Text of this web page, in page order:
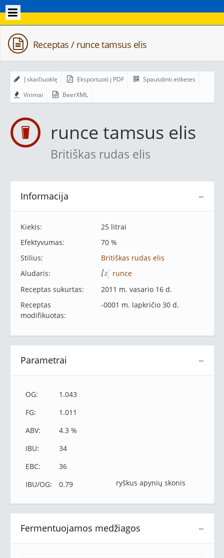
Receptas / runce tamsus elis
Į skaičiuoklę Eksportuoti į PDF
Spausdinti etiketes
Virimai
BeerXML
runce tamsus elis
Britiškas rudas elis
−
Informacija
Kiekis:
25 litrai
Efektyvumas:
70 %
Stilius:
Britiškas rudas elis
Aludaris:
runce
Receptas sukurtas:
2011 m. vasario 16 d.
Receptas
modifikuotas:
-0001 m. lapkričio 30 d.
−
Parametrai
OG:
1.043
FG:
1.011
ABV:
4.3 %
IBU:
34
EBC:
36
IBU/OG:
0.79 ryškus apynių skonis
−
Fermentuojamos medžiagos